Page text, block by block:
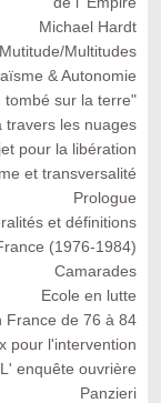
Michael Hardt
Mutitude/Multitudes
& Autonomie
tombé sur la terre"
travers les nuages
pour la libération
et transversalité
Prologue
et définitions
(1976-1984)
Camarades
Ecole en lutte
France de 76 à 84
pour l'intervention
L' enquête ouvrière
Panzieri